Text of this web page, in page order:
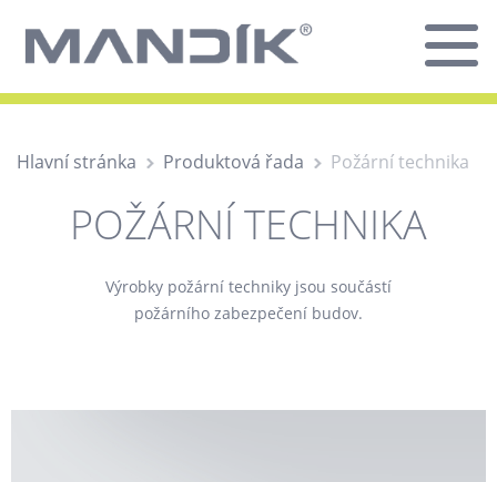
Hlavní stránka Produktová řada Požární technika
POŽÁRNÍ TECHNIKA
Výrobky požární techniky jsou součástí
požárního zabezpečení budov.